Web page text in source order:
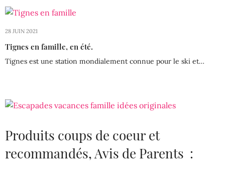
28 JUIN 2021
Tignes en famille, en été.
Tignes est une station mondialement connue pour le ski et…
Produits coups de coeur et
recommandés, Avis de Parents :